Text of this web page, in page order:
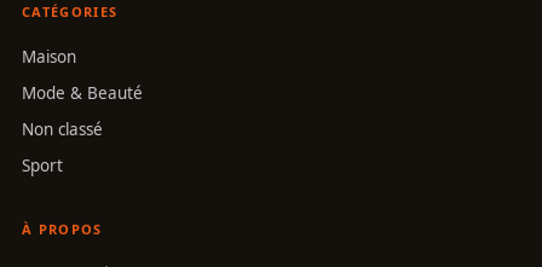
CATÉGORIES
Maison
Mode & Beauté
Non classé
Sport
À PROPOS